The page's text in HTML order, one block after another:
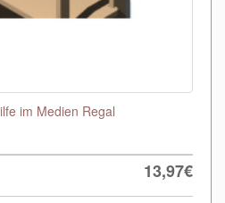
im Medien Regal
13,97€